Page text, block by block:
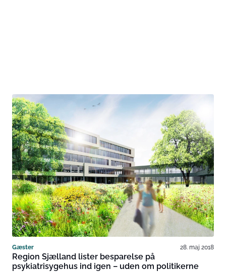
Gæster 28. maj 2018
Region Sjælland lister besparelse på
psykiatrisygehus ind igen – uden om politikerne